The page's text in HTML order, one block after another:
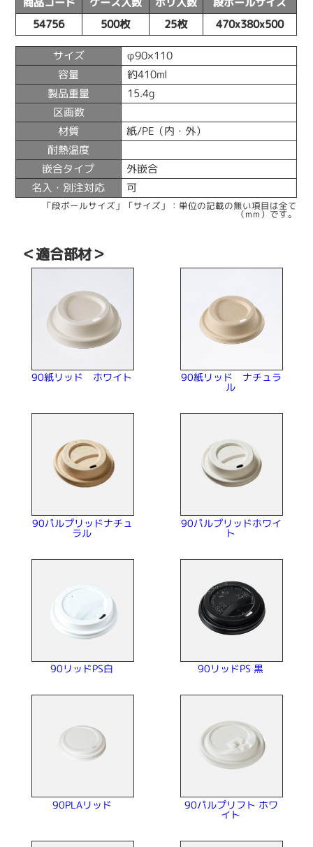
54756 500枚 25枚 470x380x500
サイズ φ90×110
容量 約410ml
製品重量 15.4g
区画数
材質 紙/PE（内・外）
耐熱温度
嵌合タイプ 外嵌合
名入・別注対応 可
「段ボールサイズ」「サイズ」：単位の記載の無い項目は全て
（mm）です。
＜適合部材＞
90紙リッド ホワイト 90紙リッド ナチュラ
ル
90パルプリッドナチュ
ラル
90パルプリッドホワイ
ト
90リッドPS白 90リッドPS 黒
90PLAリッド 90パルプリフト ホワ
イト